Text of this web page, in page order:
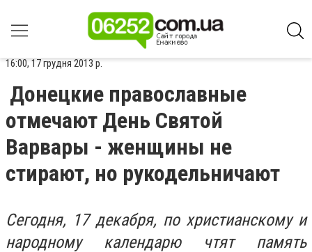
16:00, 17 грудня 2013 р.
Донецкие православные
отмечают День Святой
Варвары - женщины не
стирают, но рукодельничают
Сегодня, 17 декабря, по христианскому и
народному календарю чтят память